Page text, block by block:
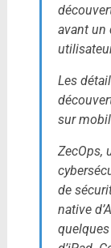
avant un
Les
sur
ZecOps,
de
native